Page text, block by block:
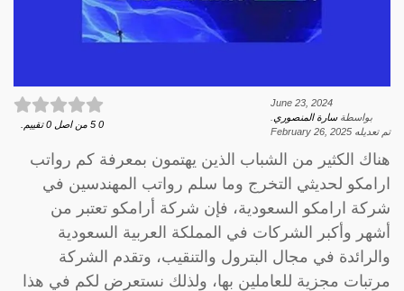
June 23, 2024
بواسطةسارة المنصوري
تم تعديله February 26, 2025
0
5 من اصل 0 تقييم.
هناك الكثير من الشباب الذين يهتمون بمعرفة كم رواتب
ارامكو لحديثي التخرج وما سلم رواتب المهندسين في
شركة ارامكو السعودية، فإن شركة أرامكو تعتبر من
أشهر وأكبر الشركات في المملكة العربية السعودية
والرائدة في مجال البترول والتنقيب، وتقدم الشركة
مرتبات مجزية للعاملين بها، ولذلك نستعرض لكم في هذا